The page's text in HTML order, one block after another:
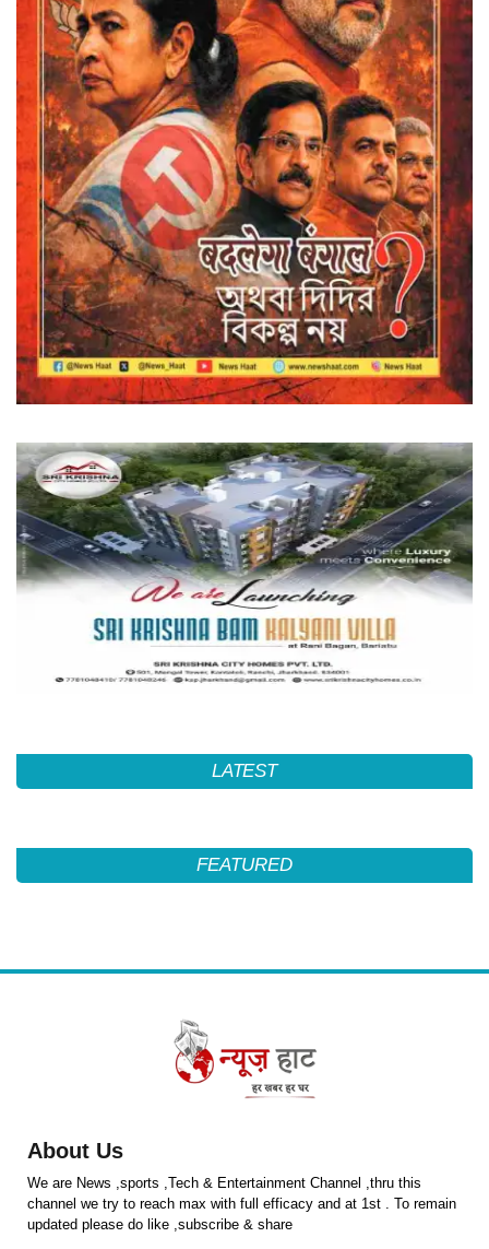
LATEST
FEATURED
About Us
We are News ,sports ,Tech & Entertainment Channel ,thru this
channel we try to reach max with full efficacy and at 1st . To remain
updated please do like ,subscribe & share